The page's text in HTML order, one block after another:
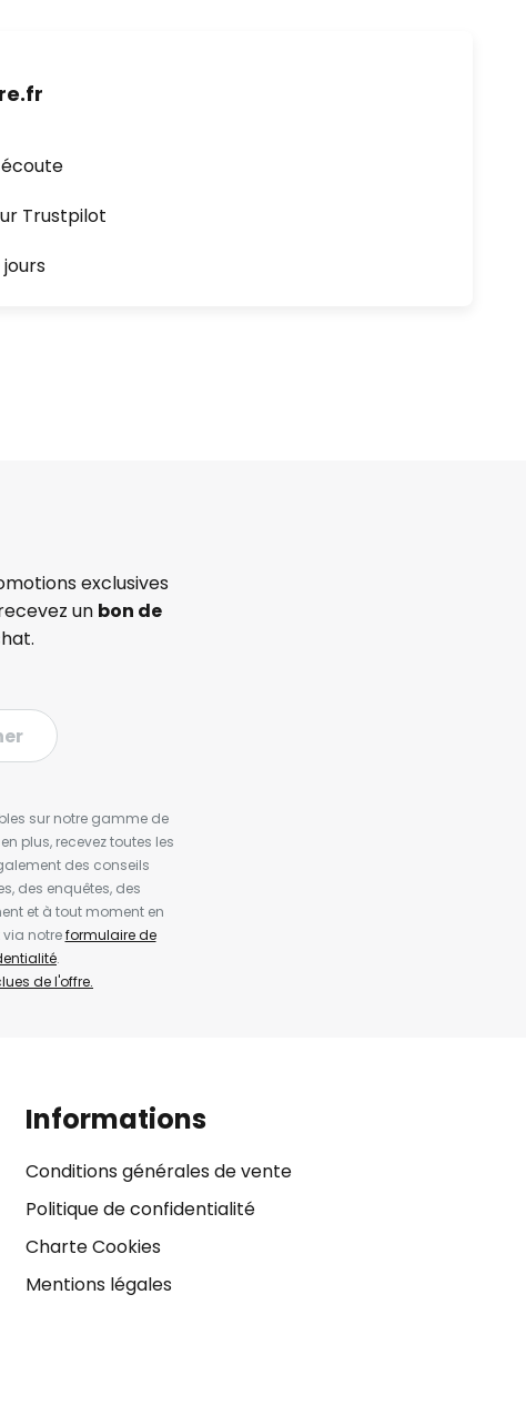
Trustpilot
exclusives
un bon de
sur notre gamme de
plus, recevez toutes les
des conseils
des enquêtes, des
et à tout moment en
notreformulaire de
.
de l'offre.
Informations
Conditions générales de vente
Politique de confidentialité
Charte Cookies
Mentions légales